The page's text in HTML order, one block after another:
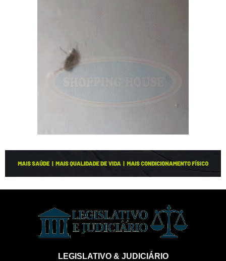
LEGISLATIVO & JUDICIÁRIO